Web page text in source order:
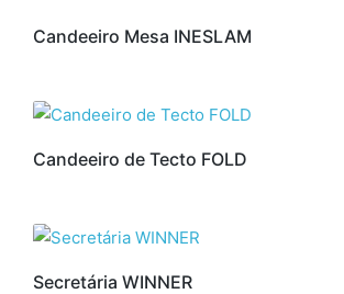
Candeeiro Mesa INESLAM
Candeeiro de Tecto FOLD
Secretária WINNER